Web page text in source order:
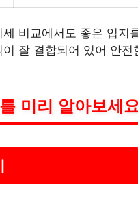
비교에서도 좋은 입지
잘 결합되어 있어 안전
미리 알아보세